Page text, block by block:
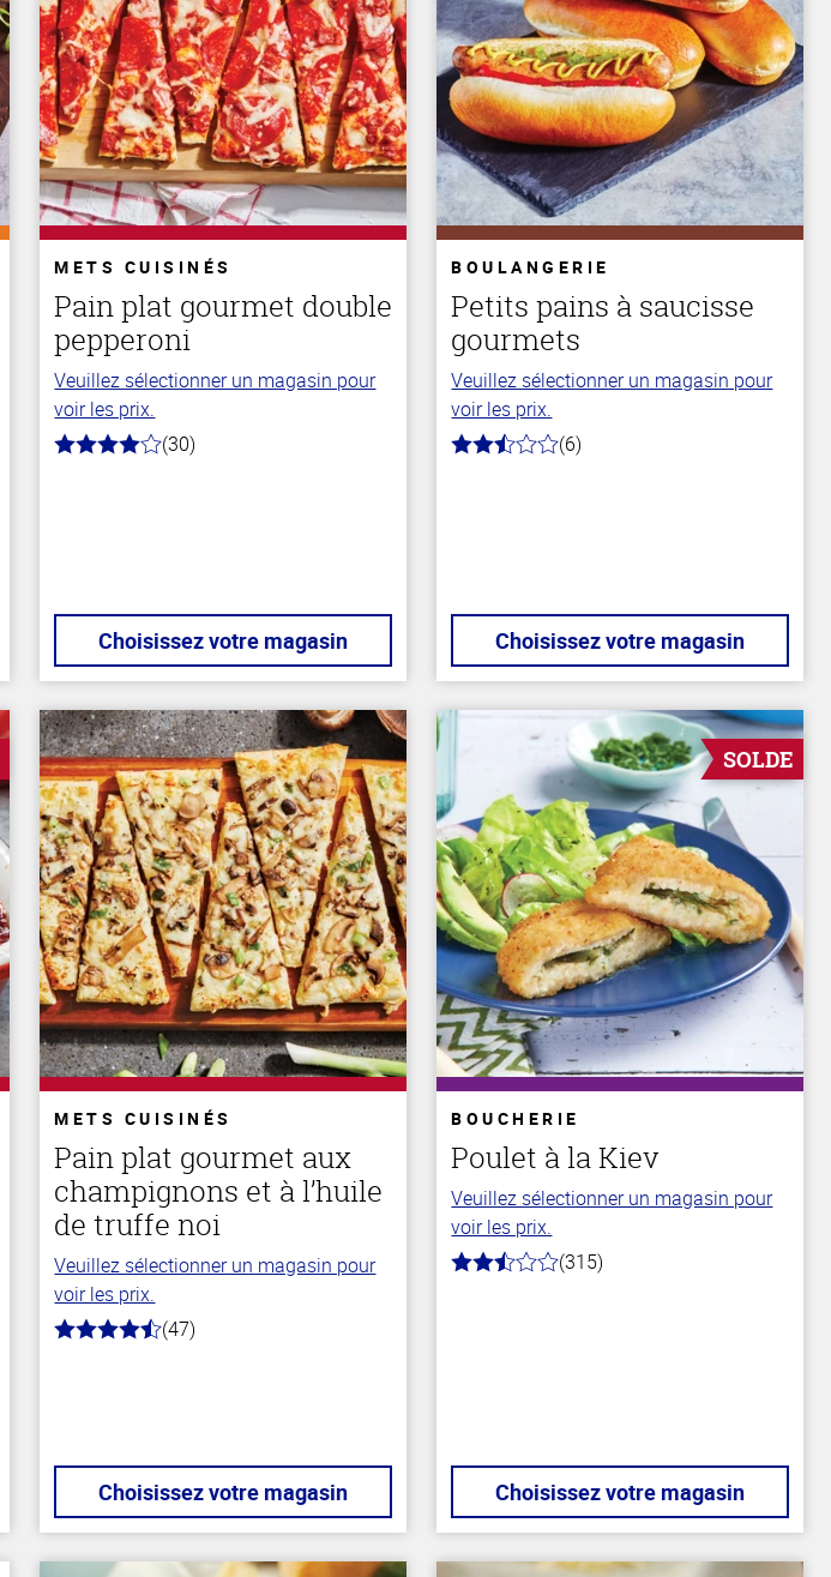
METS CUISINÉS
Pain plat gourmet double
pepperoni
Veuillez sélectionner un magasin pour
voir les prix.
4.0
(30)
Choisissez votre magasin
BOULANGERIE
Petits pains à saucisse
gourmets
Veuillez sélectionner un magasin pour
voir les prix.
2.2
(6)
Choisissez votre magasin
METS CUISINÉS
Pain plat gourmet aux
champignons et à l’huile
de truffe noi
Veuillez sélectionner un magasin pour
voir les prix.
4.4
(47)
Choisissez votre magasin
SOLDE
BOUCHERIE
Poulet à la Kiev
Veuillez sélectionner un magasin pour
voir les prix.
2.9
(315)
Choisissez votre magasin